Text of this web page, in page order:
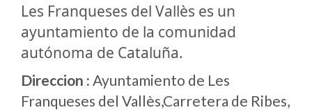
Les Franqueses del Vallès es un
ayuntamiento de la comunidad
autónoma de Cataluña.
Direccion : Ayuntamiento de Les
Franqueses del Vallès,Carretera de Ribes,